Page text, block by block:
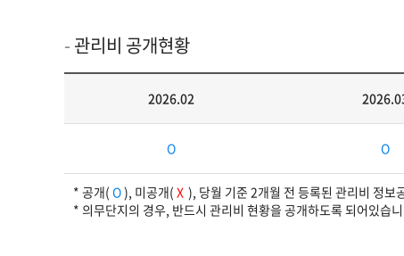
락
관
사
무
소
관리비 공개현황
비
2026.02
* 공개( ), 미공개(
), 당월 기준 2개월 전 등록된 관리비 정보
* 의무단지의 경우, 반드시 관리비 현황을 공개하도록 되어있습